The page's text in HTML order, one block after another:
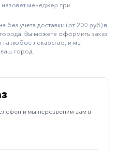
менеджер при
без учёта доставки (от 200 руб) в
Вы можете оформить заказ
на любое лекарство, и мы
город.
и мы перезвоним вам в